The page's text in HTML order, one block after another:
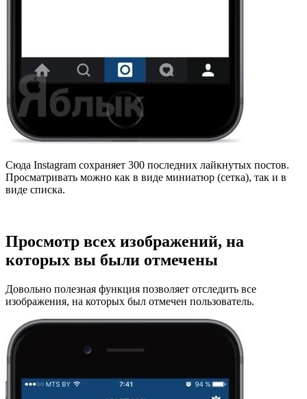
Сюда Instagram сохраняет 300 последних лайкнутых постов.
Просматривать можно как в виде миниатюр (сетка), так и в
виде списка.
Просмотр всех изображений, на
которых вы были отмечены
Довольно полезная функция позволяет отследить все
изображения, на которых был отмечен пользователь.